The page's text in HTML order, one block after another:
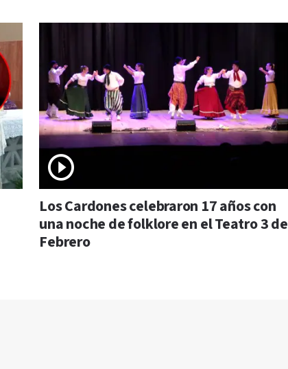
Los Cardones celebraron 17 años con
una noche de folklore en el Teatro 3 de
Febrero